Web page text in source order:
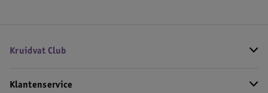
Kruidvat Club
Klantenservice